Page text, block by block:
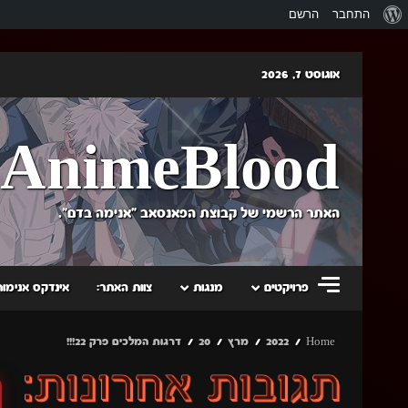
אודות
התחבר הרשם
content
אוגוסט 7, 2026
AnimeBlood
האתר הרשמי של קבוצת הפאנסאב "אנימה בדם".
פרויקטים מנגות צוות האתר: אינדקס
Home
2022 מרץ 20 דרגות המלכים פרק 22!!!